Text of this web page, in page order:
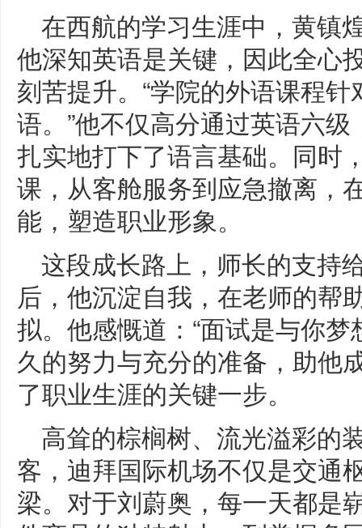
在西航的学习生涯中，黄镇
他深知英语是关键，因此全心
刻苦提升。“学院的外语课程
语。”他不仅高分通过英语六
扎实地打下了语言基础。同时
课，从客舱服务到应急撤离，
能，塑造职业形象。
这段成长路上，师长的支持
后，他沉淀自我，在老师的帮
拟。他感慨道：“面试是与你
久的努力与充分的准备，助他
了职业生涯的关键一步。
高耸的棕榈树、流光溢彩的
客，迪拜国际机场不仅是交通
梁。对于刘蔚奥，每一天都是